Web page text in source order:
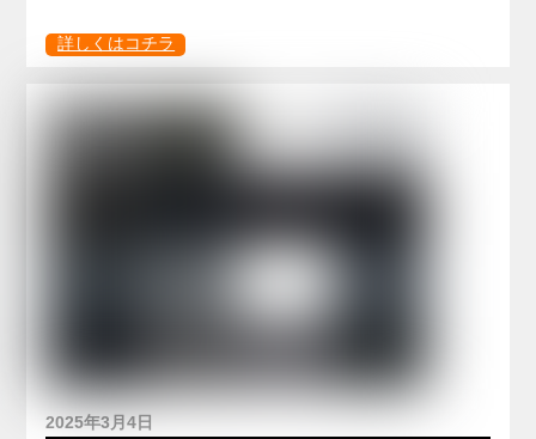
詳しくはコチラ
2025年3月4日